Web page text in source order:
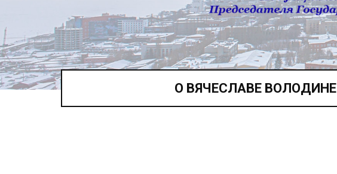
О ВЯЧЕСЛАВЕ ВОЛОДИНЕ